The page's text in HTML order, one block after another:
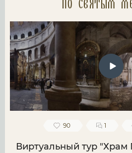
по святым
90 1
Виртуальный тур "Храм